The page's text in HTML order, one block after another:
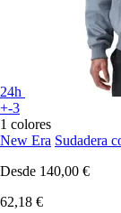
24h
+-3
1 colores
New Era Sudadera
Desde 140,00 €
62,18 €